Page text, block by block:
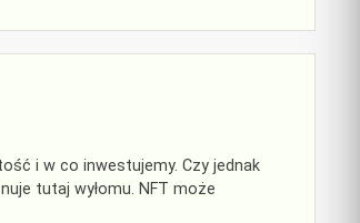
i w co inwestujemy. Czy jednak
tutaj wyłomu. NFT może